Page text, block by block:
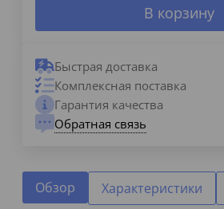
В корзину
Быстрая доставка
Комплексная поставка
Гарантия качества
Обратная связь
Обзор Характеристики